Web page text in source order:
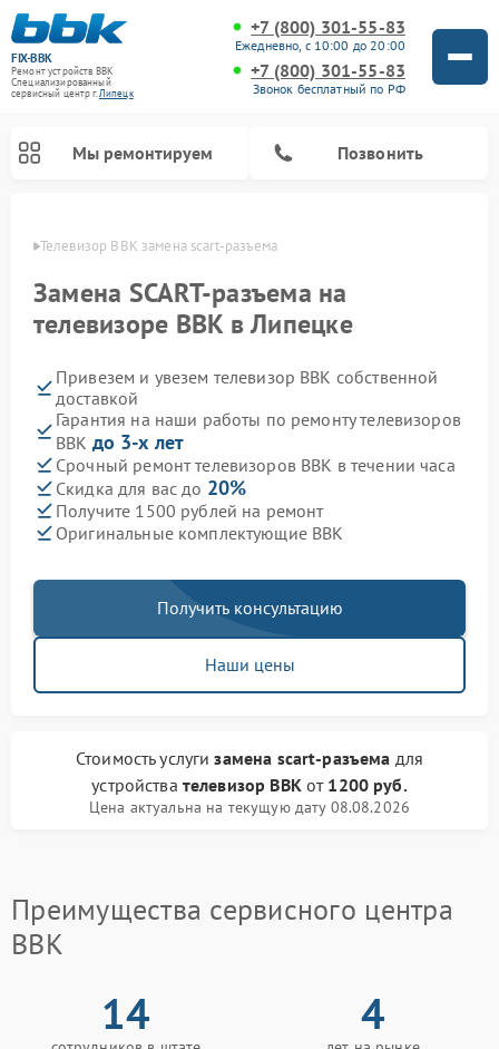
FIX-BBK
Ремонт устройств BBK
Специализированный
cервисный центр г.Липецк
+7 (800) 301-55-83
Ежедневно, с 10:00 до 20:00
+7 (800) 301-55-83
Звонок бесплатный по РФ
Мы ремонтируем Позвонить
Телевизор BBK замена scart-разъема
Замена SCART-разъема на
телевизоре BBK в Липецке
Привезем и увезем телевизор BBK собственной
доставкой
Гарантия на наши работы по ремонту телевизоров
BBK до 3-х лет
Срочный ремонт телевизоров BBK в течении часа
Скидка для вас до 20%
Получите 1500 рублей на ремонт
Оригинальные комплектующие BBK
Получить консультацию
Наши цены
Стоимость услугизамена scart-разъема для
устройства телевизор BBKот 1200 руб.
Цена актуальна на текущую дату 08.08.2026
Преимущества сервисного центра
BBK
14 4